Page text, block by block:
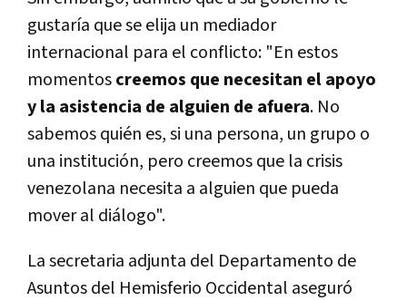
gustaría que se elija un mediador
internacional para el conflicto: "En estos
momentoscreemos que necesitan el apoyo
y la asistencia de alguien de afuera. No
sabemos quién es, si una persona, un grupo o
una institución, pero creemos que la crisis
venezolana necesita a alguien que pueda
mover al diálogo".
La secretaria adjunta del Departamento de
Asuntos del Hemisferio Occidental aseguró